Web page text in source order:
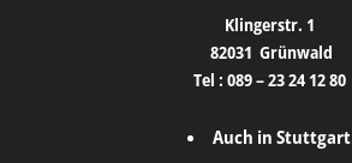
Klingerstr. 1
82031 Grünwald
Tel : 089 – 23 24 12 80
Auch in Stuttgart